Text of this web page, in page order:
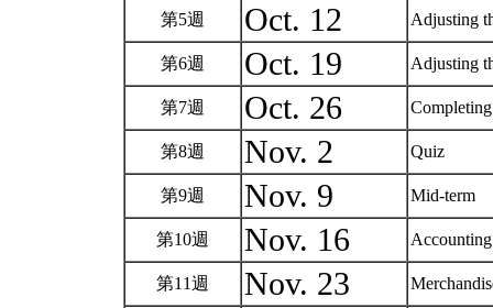
第5週 Oct. 12 Adjusting
第6週 Oct. 19 Adjusting
第7週 Oct. 26
第8週 Nov. 2 Quiz
第9週 Nov. 9 Mid-term
第10週 Nov. 16
第11週 Nov. 23